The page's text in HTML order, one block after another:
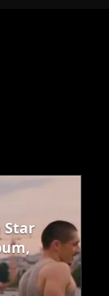
Star